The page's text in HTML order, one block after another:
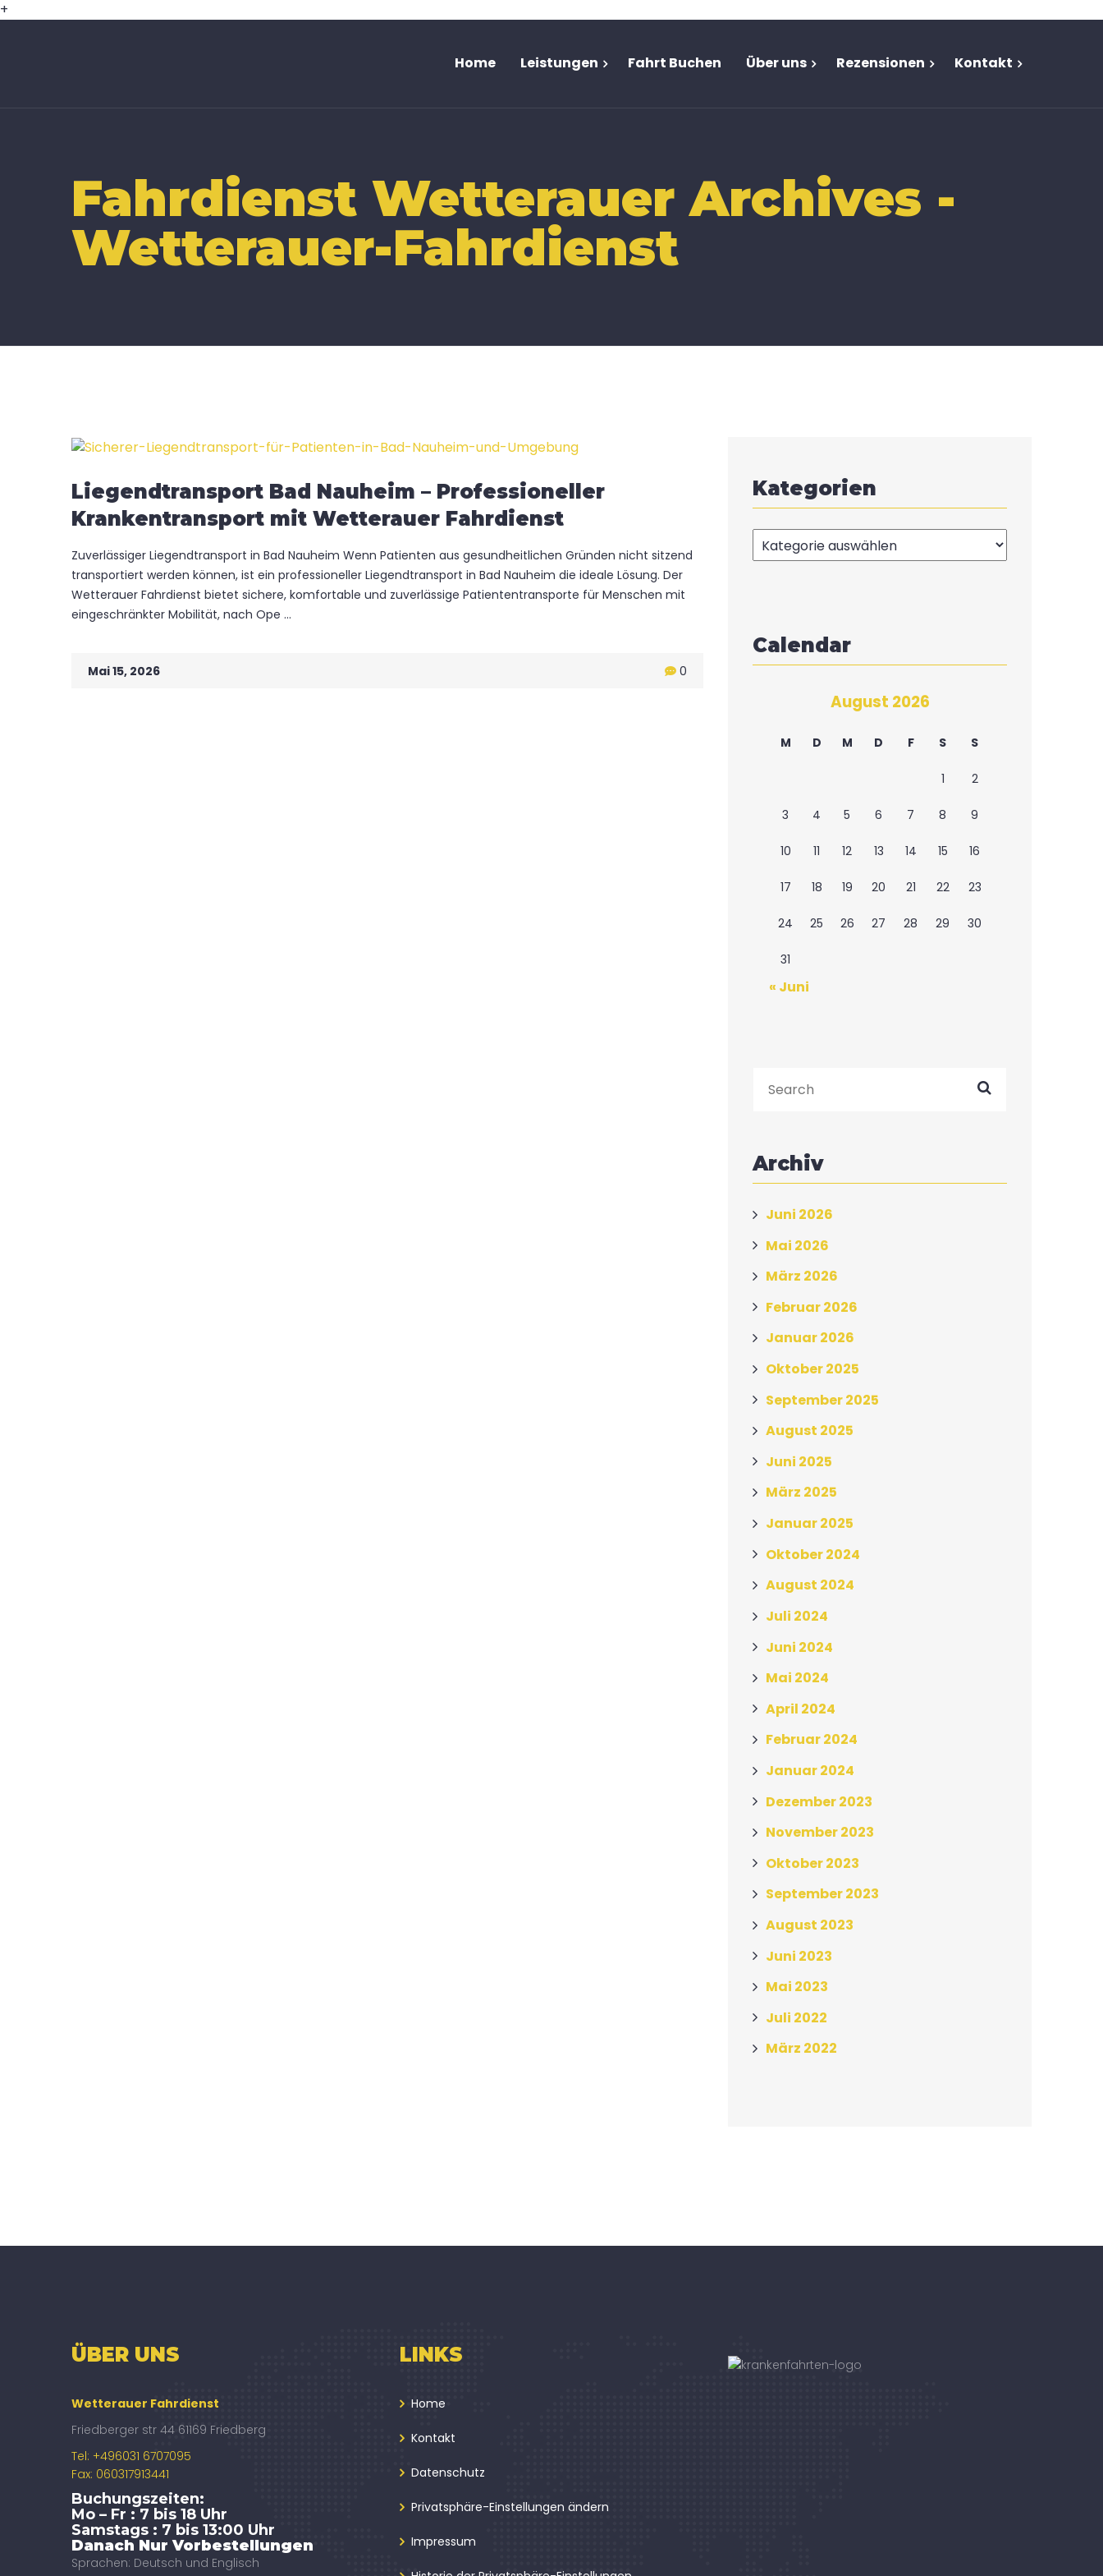
+
Home Leistungen Fahrt Buchen Über uns Rezensionen Kontakt
Fahrdienst Wetterauer Archives -
Wetterauer-Fahrdienst
Liegendtransport Bad Nauheim – Professioneller
Krankentransport mit Wetterauer Fahrdienst
Zuverlässiger Liegendtransport in Bad Nauheim Wenn Patienten aus gesundheitlichen Gründen nicht sitzend
transportiert werden können, ist ein professioneller Liegendtransport in Bad Nauheim die ideale Lösung. Der
Wetterauer Fahrdienst bietet sichere, komfortable und zuverlässige Patiententransporte für Menschen mit
eingeschränkter Mobilität, nach Ope ...
Mai 15, 2026 0
Kategorien
Kategorien
Calendar
August 2026
M D M D F S S
1 2
3 4 5 6 7 8 9
10 11 12 13 14 15 16
17 18 19 20 21 22 23
24 25 26 27 28 29 30
31
« Juni
Archiv
Juni 2026
Mai 2026
März 2026
Februar 2026
Januar 2026
Oktober 2025
September 2025
August 2025
Juni 2025
März 2025
Januar 2025
Oktober 2024
August 2024
Juli 2024
Juni 2024
Mai 2024
April 2024
Februar 2024
Januar 2024
Dezember 2023
November 2023
Oktober 2023
September 2023
August 2023
Juni 2023
Mai 2023
Juli 2022
März 2022
ÜBER UNS
Wetterauer Fahrdienst
Friedberger str 44 61169 Friedberg
Tel: +496031 6707095
Fax: 060317913441
Buchungszeiten:
Mo – Fr : 7 bis 18 Uhr
Samstags : 7 bis 13:00 Uhr
Danach Nur Vorbestellungen
Sprachen: Deutsch und Englisch
LINKS
Home
Kontakt
Datenschutz
Privatsphäre-Einstellungen ändern
Impressum